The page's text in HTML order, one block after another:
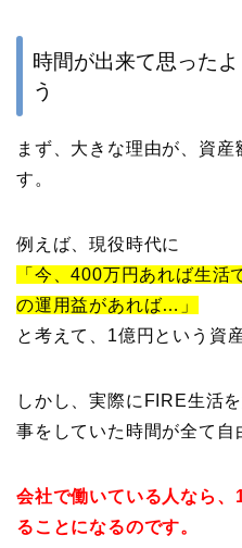
時間が出来て思った
う
まず、大きな理由が、資
す。
例えば、現役時代に
「今、400万円あれば生
の運用益があれば…」
と考えて、1億円という資
しかし、実際にFIRE生活
事をしていた時間が全て自
会社で働いている人なら
ることになるのです。